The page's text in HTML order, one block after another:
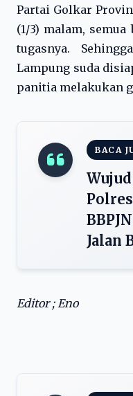
Partai Golkar
(1/3) malam,
tugasnya.
Lampung suda
panitia melakukan
BACA
Jalan
Editor ; Eno